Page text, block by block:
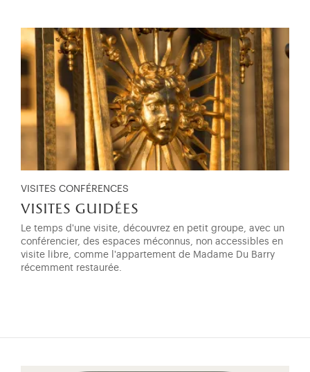
VISITES CONFÉRENCES
visites guidées
Le temps d'une visite, découvrez en petit groupe, avec un
conférencier, des espaces méconnus, non accessibles en
visite libre, comme l'appartement de Madame Du Barry
récemment restaurée.